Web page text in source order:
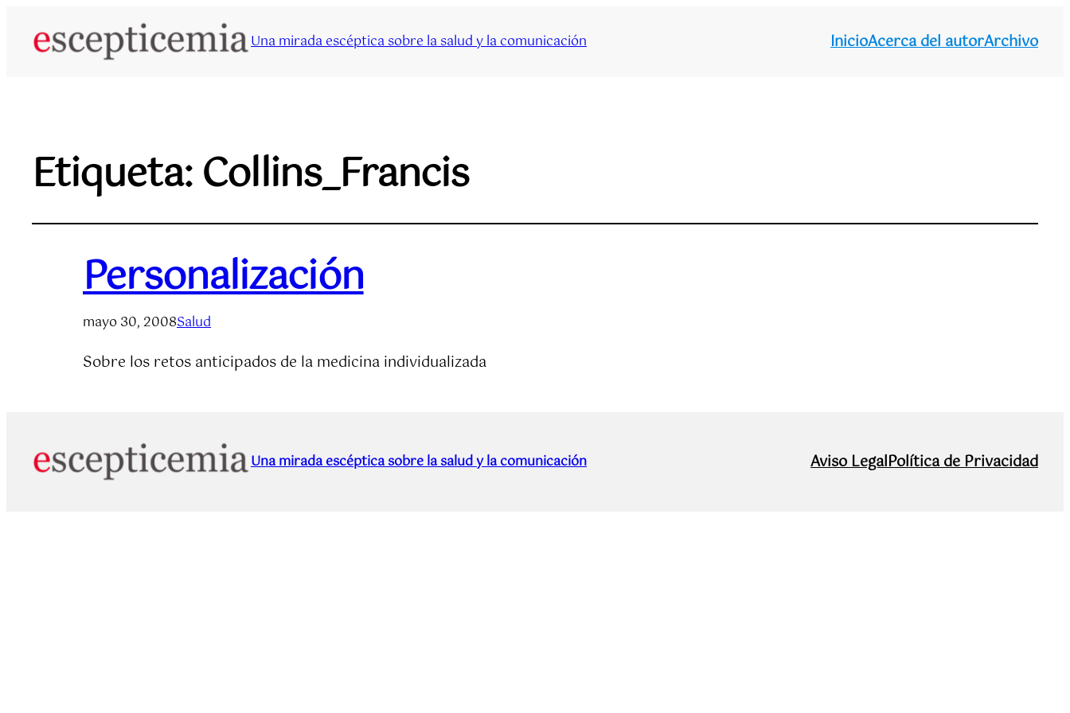
Una mirada escéptica sobre la salud y la comunicación InicioAcerca del autorArchivo
Etiqueta:Collins_Francis
Personalización
mayo 30, 2008Salud
Sobre los retos anticipados de la medicina individualizada
Una mirada escéptica sobre la salud y la comunicación Aviso LegalPolítica de Privacidad